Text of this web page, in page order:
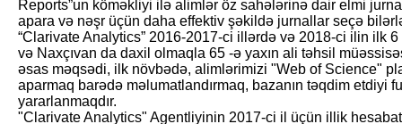
Reports”un köməkliyi ilə alimlər öz sahələrinə dair elmi
apara və nəşr üçün daha effektiv şəkildə jurnallar seçə
“Clarivate Analytics” 2016-2017-ci illərdə və 2018-ci ilin ilk
və Naxçıvan da daxil olmaqla 65 -ə yaxın ali təhsil
əsas məqsədi, ilk növbədə, alimlərimizi "Web of Science"
aparmaq barədə məlumatlandırmaq, bazanın təqdim etdiyi
yararlanmaqdır.
"Clarivate Analytics" Agent­liyinin 2017-ci il üçün illik